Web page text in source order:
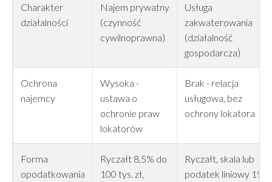
Charakter
działalności
Najem prywatny
(czynność
cywilnoprawna)
Usługa
zakwaterowania
(działalność
gospodarcza)
Ochrona
najemcy
Wysoka -
ustawa o
ochronie praw
lokatorów
Brak - relacja
usługowa, bez
ochrony lokatora
Forma
opodatkowania
Ryczałt 8,5% do
100 tys. zł,
Ryczałt, skala lub
podatek liniowy 19%